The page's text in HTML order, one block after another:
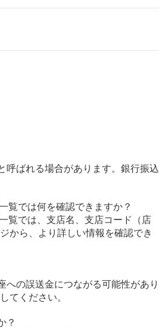
呼ばれる場合があります。銀行振込
覧では何を確認できますか？
覧では、支店名、支店コード（店
から、より詳しい情報を確認でき
の誤送金につながる可能性があり
てください。
？